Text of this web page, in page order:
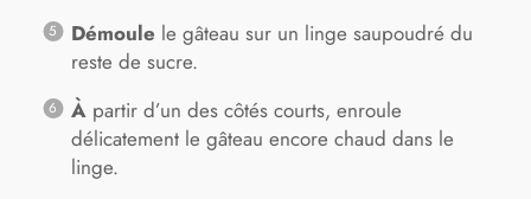
Démoule le gâteau sur un linge saupoudré du
reste de sucre.
Àpartir d’un des côtés courts, enroule
délicatement le gâteau encore chaud dans le
linge.